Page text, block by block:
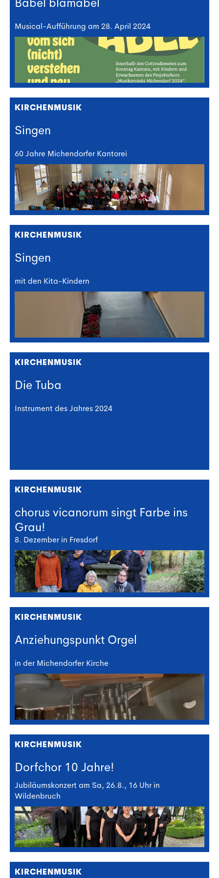
Musical-Aufführung am 28. April 2024
KIRCHENMUSIK
Singen
60 Jahre Michendorfer Kantorei
KIRCHENMUSIK
Singen
mit den Kita-Kindern
KIRCHENMUSIK
Die Tuba
Instrument des Jahres 2024
KIRCHENMUSIK
chorus vicanorum singt Farbe ins
Grau!
8. Dezember in Fresdorf
KIRCHENMUSIK
Anziehungspunkt Orgel
in der Michendorfer Kirche
KIRCHENMUSIK
Dorfchor 10 Jahre!
Jubiläumskonzert am Sa, 26.8., 16 Uhr in
Wildenbruch
KIRCHENMUSIK